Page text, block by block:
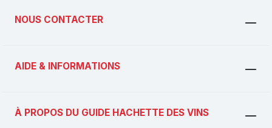
NOUS CONTACTER
AIDE & INFORMATIONS
À PROPOS DU GUIDE HACHETTE DES VINS